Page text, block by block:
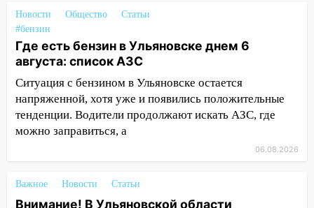
14:23
67% ульяновцев готовы
передумать увольняться, если им
повысят зарплату
14:01
Инсценировали ДТП и получили
более 4,6 миллиона рублей: перед
судом предстанет банда
автоподставщиков
В Инзе произошел крупный пожар
мужчины, которого необоснованно
обвиняли в жестоком обращении с
Новости Общество
Статьи
#бензин
Где есть бензин в Ульяновске днем 6
августа: список АЗС
Ситуация с бензином в Ульяновске остается
напряженной, хотя уже и появились положительные
тенденции. Водители продолжают искать АЗС, где
можно заправиться, а
06.08.2026
Важное Новости Статьи
Внимание! В Ульяновской области